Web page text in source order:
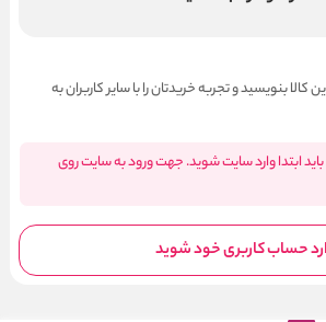
کالا بنویسید و تجربه خریدتان را با سایر کاربران به
ابتدا وارد سایت شوید. جهت ورود به سایت روی
حساب کاربری خود شوید